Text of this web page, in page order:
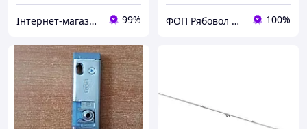
Інтернет-магазин запчастин до вікон, дверей, жалюзі, ролетів "WENTANA" 99% ФОП Рябовол О.С. 100%